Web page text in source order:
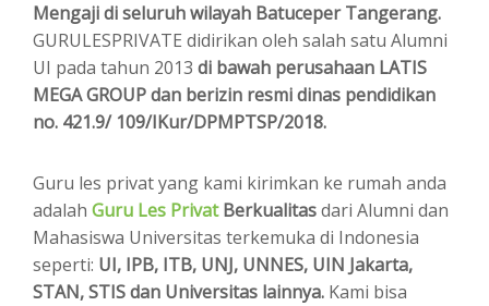
Mengaji di seluruh wilayah Batuceper Tangerang.
GURULESPRIVATE didirikan oleh salah satu Alumni
UI pada tahun 2013 di bawah perusahaan LATIS
MEGA GROUP dan berizin resmi dinas pendidikan
no. 421.9/ 109/IKur/DPMPTSP/2018.
Guru les privat yang kami kirimkan ke rumah anda
adalah Guru Les PrivatBerkualitasdari Alumni dan
Mahasiswa Universitas terkemuka di Indonesia
seperti: UI, IPB, ITB, UNJ, UNNES, UIN Jakarta,
STAN, STIS dan Universitas lainnya. Kami bisa